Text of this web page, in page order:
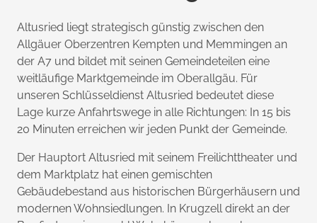
Altusried liegt strategisch günstig zwischen den
Allgäuer Oberzentren Kempten und Memmingen an
der A7 und bildet mit seinen Gemeindeteilen eine
weitläufige Marktgemeinde im Oberallgäu. Für
unseren Schlüsseldienst Altusried bedeutet diese
Lage kurze Anfahrtswege in alle Richtungen: In 15 bis
20 Minuten erreichen wir jeden Punkt der Gemeinde.
Der Hauptort Altusried mit seinem Freilichttheater und
dem Marktplatz hat einen gemischten
Gebäudebestand aus historischen Bürgerhäusern und
modernen Wohnsiedlungen. In Krugzell direkt an der